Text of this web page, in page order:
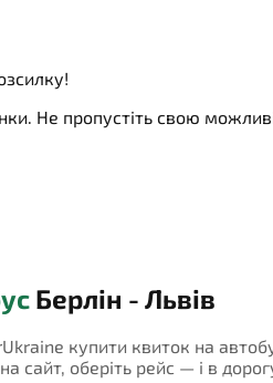
Не пропустіть свою
Берлін - Львів
купити квиток на
оберіть рейс — і в